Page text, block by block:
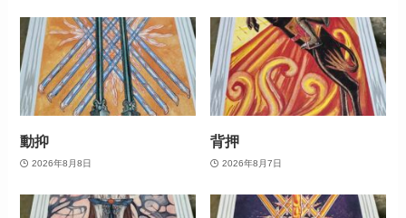
動抑
2026年8月8日
背押
2026年8月7日